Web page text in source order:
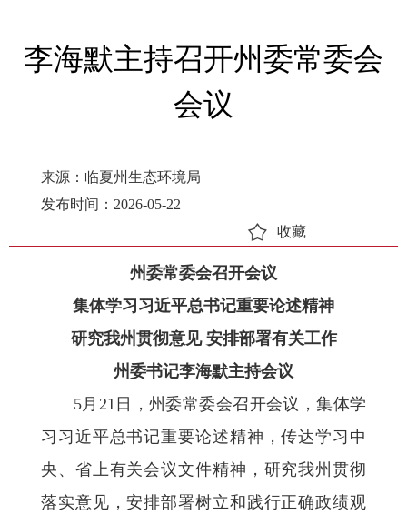
李海默主持召开州委常委会
会议
来源：临夏州生态环境局
发布时间：2026-05-22
收藏
州委常委会召开会议
集体学习习近平总书记重要论述精神
研究我州贯彻意见 安排部署有关工作
州委书记李海默主持会议
5月21日，州委常委会召开会议，集体学
习习近平总书记重要论述精神，传达学习中
央、省上有关会议文件精神，研究我州贯彻
落实意见，安排部署树立和践行正确政绩观